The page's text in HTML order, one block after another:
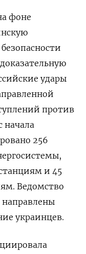
фоне
удары
против
начала
256
и 45
Ведомство
направлены
украинцев.